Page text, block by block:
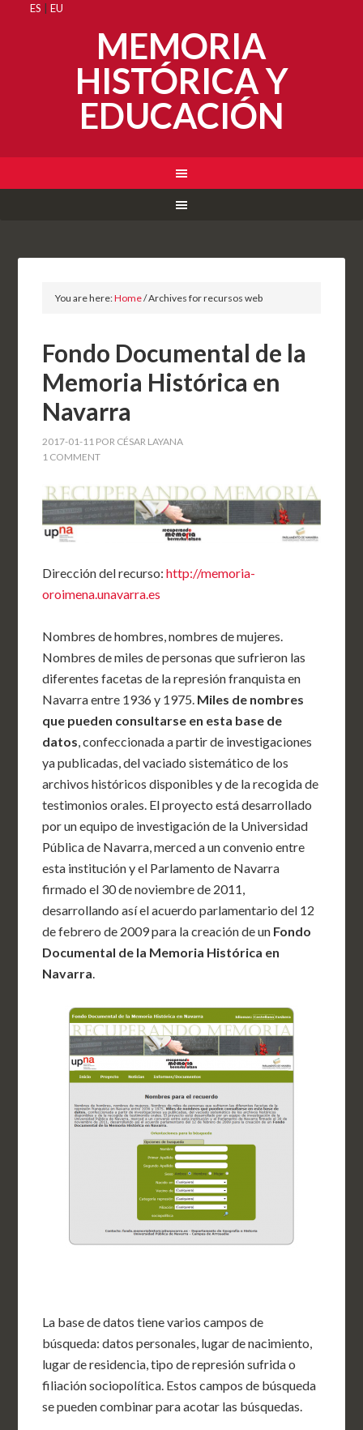
ES EU
MEMORIA
HISTÓRICA Y
EDUCACIÓN
You are here:Home/Archives for recursos web
Fondo Documental de la
Memoria Histórica en
Navarra
2017-01-11 POR CÉSAR LAYANA
1 COMMENT
Dirección del recurso:http://memoria-
oroimena.unavarra.es
Nombres de hombres, nombres de mujeres.
Nombres de miles de personas que sufrieron las
diferentes facetas de la represión franquista en
Navarra entre 1936 y 1975. Miles de nombres
que pueden consultarse en esta base de
datos, confeccionada a partir de investigaciones
ya publicadas, del vaciado sistemático de los
archivos históricos disponibles y de la recogida de
testimonios orales. El proyecto está desarrollado
por un equipo de investigación de la Universidad
Pública de Navarra, merced a un convenio entre
esta institución y el Parlamento de Navarra
firmado el 30 de noviembre de 2011,
desarrollando así el acuerdo parlamentario del 12
de febrero de 2009 para la creación de un Fondo
Documental de la Memoria Histórica en
Navarra.
La base de datos tiene varios campos de
búsqueda: datos personales, lugar de nacimiento,
lugar de residencia, tipo de represión sufrida o
filiación sociopolítica. Estos campos de búsqueda
se pueden combinar para acotar las búsquedas.